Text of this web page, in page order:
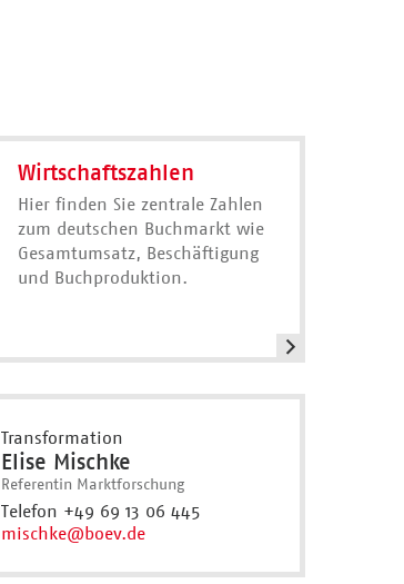
Wirtschaftszahlen
Hier finden Sie zentrale Zahlen
zum deutschen Buchmarkt wie
Gesamtumsatz, Beschäftigung
und Buchproduktion.
Transformation
Elise Mischke
Referentin Marktforschung
Telefon +49 69 13 06 445
mischke@boev.de